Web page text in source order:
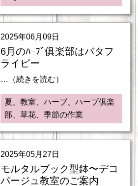
2025年06月09日
6月のﾊｰﾌﾞ俱楽部はバタフ
ライピー
…（続きを読む）
夏、教室、ハーブ、ハーブ倶楽
部、草花、季節の作業
2025年05月27日
モルタルブック型鉢〜デコ
パージュ教室のご案内